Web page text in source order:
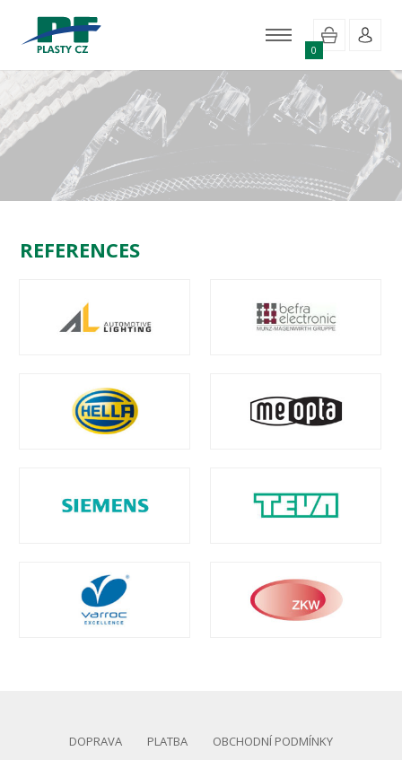
0
REFERENCES
DOPRAVA PLATBA
OBCHODNÍ PODMÍNKY